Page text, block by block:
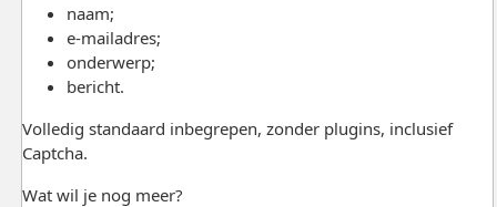
naam;
e-mailadres;
onderwerp;
bericht.
Volledig standaard inbegrepen, zonder plugins, inclusief
Captcha.
Wat wil je nog meer?